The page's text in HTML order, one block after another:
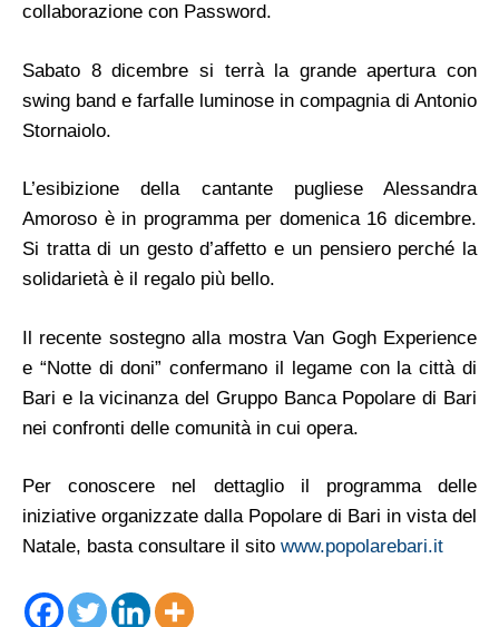
collaborazione con Password.
Sabato 8 dicembre si terrà la grande apertura con
swing band e farfalle luminose in compagnia di Antonio
Stornaiolo.
L’esibizione della cantante pugliese Alessandra
Amoroso è in programma per domenica 16 dicembre.
Si tratta di un gesto d’affetto e un pensiero perché la
solidarietà è il regalo più bello.
Il recente sostegno alla mostra Van Gogh Experience
e “Notte di doni” confermano il legame con la città di
Bari e la vicinanza del Gruppo Banca Popolare di Bari
nei confronti delle comunità in cui opera.
Per conoscere nel dettaglio il programma delle
iniziative organizzate dalla Popolare di Bari in vista del
Natale, basta consultare il sito www.popolarebari.it